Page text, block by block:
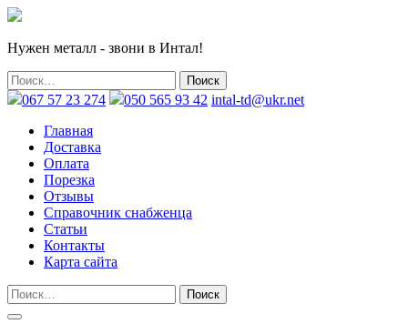
Нужен металл - звони в Интал!
067 57 23 274 050 565 93 42 intal-td@ukr.net
Главная
Доставка
Оплата
Порезка
Отзывы
Справочник снабженца
Статьи
Контакты
Карта сайта